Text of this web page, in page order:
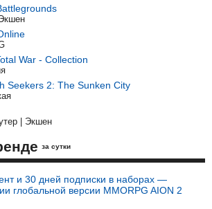
War - Collection
Seekers 2: The Sunken City
| Экшен
за сутки
и 30 дней подписки в наборах —
глобальной версии MMORPG AION 2